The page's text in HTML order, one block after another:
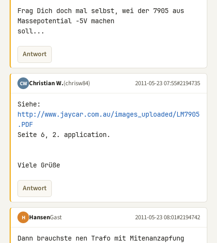
Frag Dich doch mal selbst, wei der 7905 aus
Massepotential -5V machen
soll...
Antwort
CW Christian W.(chrisw84) 2011-05-23 07:55#2194735
http://www.jaycar.com.au/images_uploaded/LM7905
.PDF
Seite 6, 2. application.
Viele Grüße
Antwort
H HansenGast 2011-05-23 08:01#2194742
Dann brauchste nen Trafo mit Mitenanzapfung